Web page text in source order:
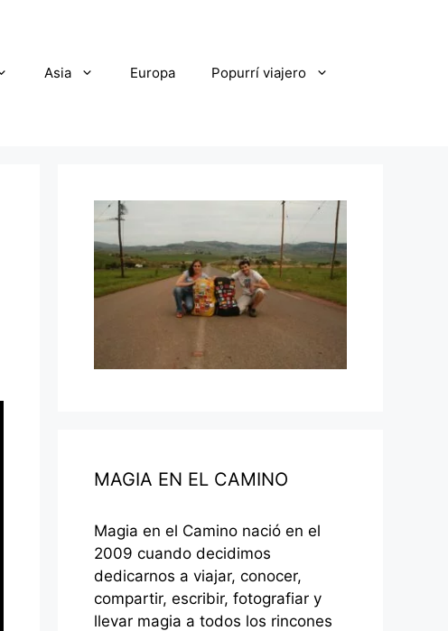
Asia Europa Popurrí viajero
MAGIA EN EL CAMINO
Magia en el Camino nació en el
2009 cuando decidimos
dedicarnos a viajar, conocer,
compartir, escribir, fotografiar y
llevar magia a todos los rincones